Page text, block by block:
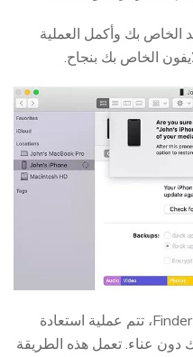
الخاص بك وأكمل العملية
الخاص بك بنجاح.
بفضل التوجيه السلس الذي يقدمه Finder، تتم عملية استعادة
دون عناء. تعمل هذه الطريقة